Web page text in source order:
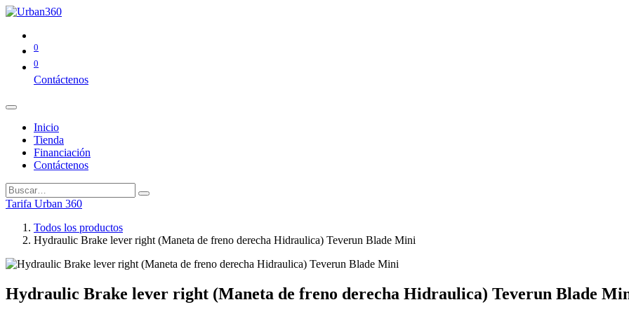
0
0
Contáctenos
Inicio
Tienda
Financiación
Contáctenos
Tarifa Urban 360
Todos los productos
Hydraulic Brake lever right (Maneta de freno derecha Hidraulica) Teverun Blade Mini
Hydraulic Brake lever right (Maneta de freno derecha Hidraulica) Teverun Blade